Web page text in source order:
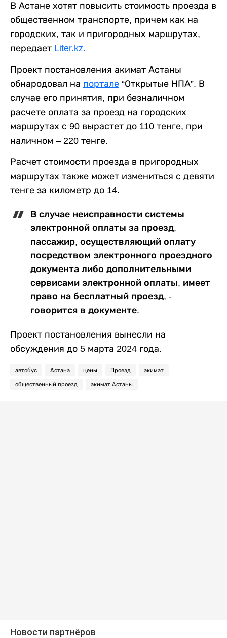
В Астане хотят повысить стоимость проезда в
общественном транспорте, причем как на
городских, так и пригородных маршрутах,
передает Liter.kz.
Проект постановления акимат Астаны
обнародовал на портале “Открытые НПА”. В
случае его принятия, при безналичном
расчете оплата за проезд на городских
маршрутах с 90 вырастет до 110 тенге, при
наличном – 220 тенге.
Расчет стоимости проезда в пригородных
маршрутах также может измениться с девяти
тенге за километр до 14.
В случае неисправности системы
электронной оплаты за проезд,
пассажир, осуществляющий оплату
посредством электронного проездного
документа либо дополнительными
сервисами электронной оплаты, имеет
право на бесплатный проезд, -
говорится в документе.
Проект постановления вынесли на
обсуждения до 5 марта 2024 года.
автобус Астана цены Проезд акимат
общественный проезд акимат Астаны